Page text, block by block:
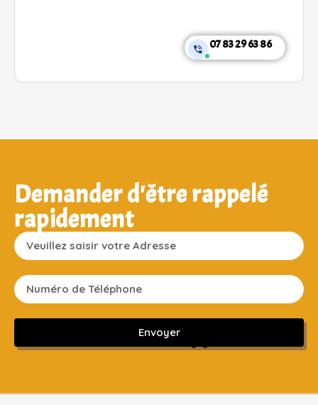
07 83 29 63 86
Demander d'être rappelé
rapidement
Envoyer
Sans engagement ni frais cachés